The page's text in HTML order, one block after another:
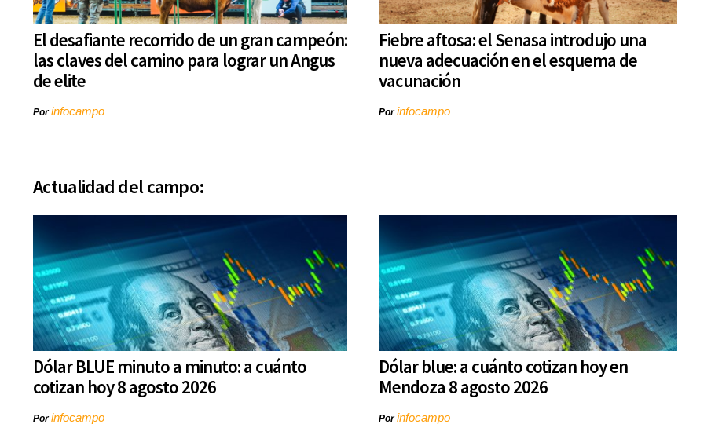
El desafiante recorrido de un gran campeón:
las claves del camino para lograr un Angus
de elite
Porinfocampo
Fiebre aftosa: el Senasa introdujo una
nueva adecuación en el esquema de
vacunación
Porinfocampo
Actualidad del campo:
Dólar BLUE minuto a minuto: a cuánto
cotizan hoy 8 agosto 2026
Porinfocampo
Dólar blue: a cuánto cotizan hoy en
Mendoza 8 agosto 2026
Porinfocampo